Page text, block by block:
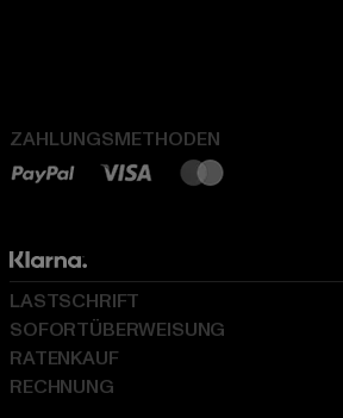
ZAHLUNGSMETHODEN
LASTSCHRIFT
SOFORTÜBERWEISUNG
RATENKAUF
RECHNUNG